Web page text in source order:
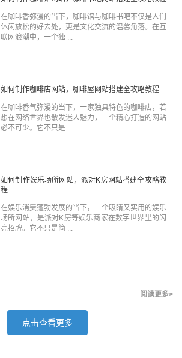
在咖啡香弥漫的当下，咖啡馆与咖啡书吧不仅是人们
休闲放松的好去处，更是文化交流的温馨角落。在互
联网浪潮中，一个独 ...
如何制作咖啡店网站，咖啡屋网站搭建全攻略教程
在咖啡香气弥漫的当下，一家独具特色的咖啡店，若
想在网络世界也散发迷人魅力，一个精心打造的网站
必不可少。它不只是 ...
如何制作娱乐场所网站，派对K房网站搭建全攻略教
程
在娱乐消费蓬勃发展的当下，一个吸睛又实用的娱乐
场所网站，是派对K房等娱乐商家在数字世界里的闪
亮招牌。它不只是简 ...
阅读更多>
点击查看更多